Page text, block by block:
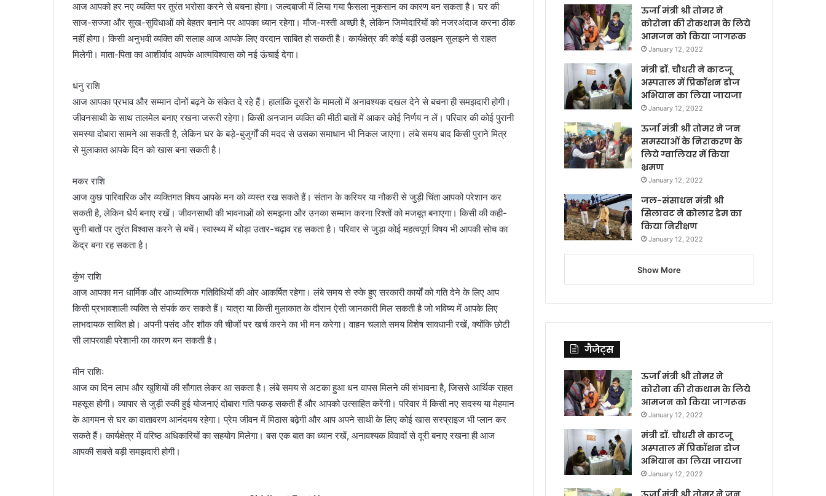
आज आपको हर नए व्यक्ति पर तुरंत भरोसा करने से बचना होगा। जल्दबाजी में लिया गया फैसला नुकसान का कारण बन सकता है। घर की
साज-सज्जा और सुख-सुविधाओं को बेहतर बनाने पर आपका ध्यान रहेगा। मौज-मस्ती अच्छी है, लेकिन जिम्मेदारियों को नजरअंदाज करना ठीक
नहीं होगा। किसी अनुभवी व्यक्ति की सलाह आज आपके लिए वरदान साबित हो सकती है। कार्यक्षेत्र की कोई बड़ी उलझन सुलझने से राहत
मिलेगी। माता-पिता का आशीर्वाद आपके आत्मविश्वास को नई ऊंचाई देगा।
धनु राशि
आज आपका प्रभाव और सम्मान दोनों बढ़ने के संकेत दे रहे हैं। हालांकि दूसरों के मामलों में अनावश्यक दखल देने से बचना ही समझदारी होगी।
जीवनसाथी के साथ तालमेल बनाए रखना जरूरी रहेगा। किसी अनजान व्यक्ति की मीठी बातों में आकर कोई निर्णय न लें। परिवार की कोई पुरानी
समस्या दोबारा सामने आ सकती है, लेकिन घर के बड़े-बुजुर्गों की मदद से उसका समाधान भी निकल जाएगा। लंबे समय बाद किसी पुराने मित्र
से मुलाकात आपके दिन को खास बना सकती है।
मकर राशि
आज कुछ पारिवारिक और व्यक्तिगत विषय आपके मन को व्यस्त रख सकते हैं। संतान के करियर या नौकरी से जुड़ी चिंता आपको परेशान कर
सकती है, लेकिन धैर्य बनाए रखें। जीवनसाथी की भावनाओं को समझना और उनका सम्मान करना रिश्तों को मजबूत बनाएगा। किसी की कही-
सुनी बातों पर तुरंत विश्वास करने से बचें। स्वास्थ्य में थोड़ा उतार-चढ़ाव रह सकता है। परिवार से जुड़ा कोई महत्वपूर्ण विषय भी आपकी सोच का
केंद्र बना रह सकता है।
कुंभ राशि
आज आपका मन धार्मिक और आध्यात्मिक गतिविधियों की ओर आकर्षित रहेगा। लंबे समय से रुके हुए सरकारी कार्यों को गति देने के लिए आप
किसी प्रभावशाली व्यक्ति से संपर्क कर सकते हैं। यात्रा या किसी मुलाकात के दौरान ऐसी जानकारी मिल सकती है जो भविष्य में आपके लिए
लाभदायक साबित हो। अपनी पसंद और शौक की चीजों पर खर्च करने का भी मन करेगा। वाहन चलाते समय विशेष सावधानी रखें, क्योंकि छोटी
सी लापरवाही परेशानी का कारण बन सकती है।
मीन राशिः
आज का दिन लाभ और खुशियों की सौगात लेकर आ सकता है। लंबे समय से अटका हुआ धन वापस मिलने की संभावना है, जिससे आर्थिक राहत
महसूस होगी। व्यापार से जुड़ी रुकी हुई योजनाएं दोबारा गति पकड़ सकती हैं और आपको उत्साहित करेंगी। परिवार में किसी नए सदस्य या मेहमान
के आगमन से घर का वातावरण आनंदमय रहेगा। प्रेम जीवन में मिठास बढ़ेगी और आप अपने साथी के लिए कोई खास सरप्राइज भी प्लान कर
सकते हैं। कार्यक्षेत्र में वरिष्ठ अधिकारियों का सहयोग मिलेगा। बस एक बात का ध्यान रखें, अनावश्यक विवादों से दूरी बनाए रखना ही आज
आपकी सबसे बड़ी समझदारी होगी।
ऊर्जा मंत्री श्री तोमर ने
कोरोना की रोकथाम के लिये
आमजन को किया जागरूक
January 12, 2022
मंत्री डॉ. चौधरी ने काटजू
अस्पताल में प्रिकॉशन डोज
अभियान का लिया जायजा
January 12, 2022
ऊर्जा मंत्री श्री तोमर ने जन
समस्याओं के निराकरण के
लिये ग्वालियर में किया
भ्रमण
January 12, 2022
जल-संसाधन मंत्री श्री
सिलावट ने कोलार डेम का
किया निरीक्षण
January 12, 2022
Show More
गैजेट्स
ऊर्जा मंत्री श्री तोमर ने
कोरोना की रोकथाम के लिये
आमजन को किया जागरूक
January 12, 2022
मंत्री डॉ. चौधरी ने काटजू
अस्पताल में प्रिकॉशन डोज
अभियान का लिया जायजा
January 12, 2022